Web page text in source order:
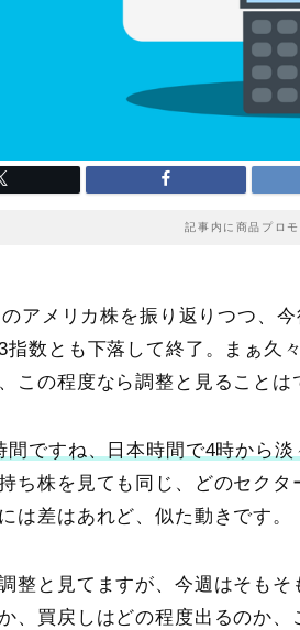
記事内に商品プロ
アメリカ株を振り返りつつ、
指数とも下落して終了 。まぁ久
この程度なら調整と見ることは
間ですね、日本時間で4時から
ち株を見ても同じ、どのセク
は差はあれど、似た動きです。
整と見てますが、今週はそも
、買戻しはどの程度出るのか